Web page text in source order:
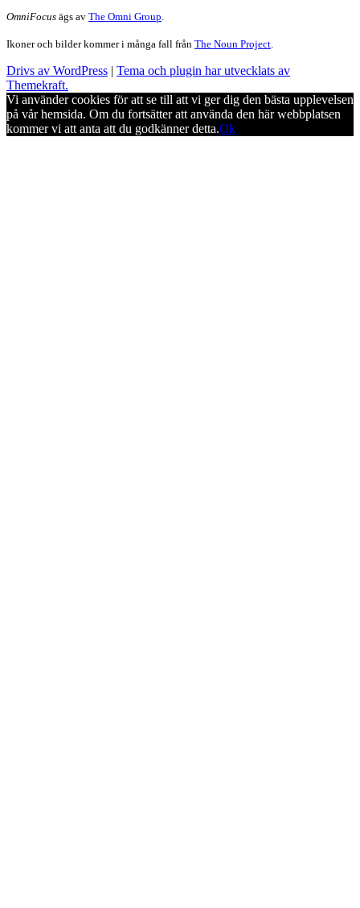
OmniFocus ägs av The Omni Group
Ikoner och bilder kommer i många fall från The Noun Project
Drivs av WordPress | Tema och plugin har utvecklats av
Themekraft.
Vi använder cookies för att se till att vi ger dig den bästa upplevelsen
på vår hemsida. Om du fortsätter att använda den här webbplatsen
kommer vi att anta att du godkänner detta.Ok